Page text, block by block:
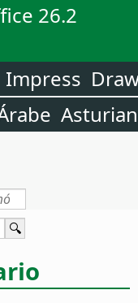
26.2
Impress